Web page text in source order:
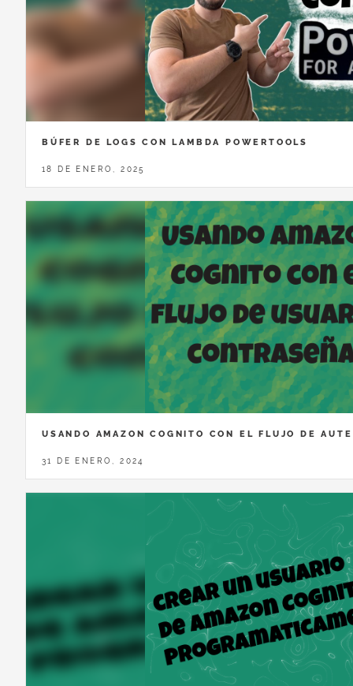
BÚFER DE LOGS CON LAMBDA POWERTOOLS
18 DE ENERO, 2025
USANDO AMAZON COGNITO CON EL FLUJO DE
31 DE ENERO, 2024